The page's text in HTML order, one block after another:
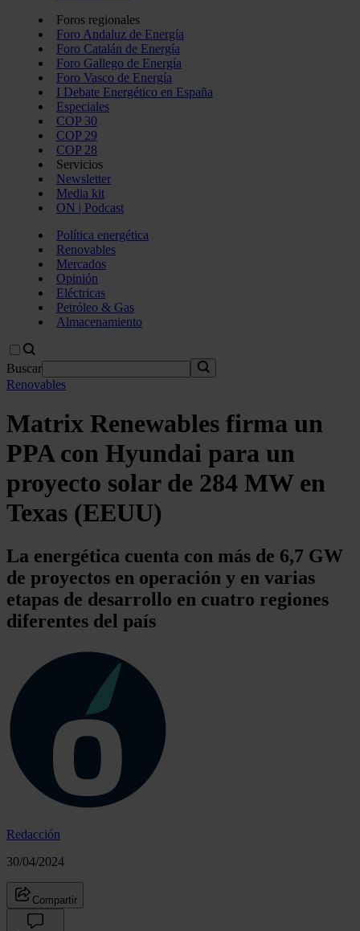
Foros regionales
Foro Andaluz de Energía
Foro Catalán de Energía
Foro Gallego de Energía
Foro Vasco de Energía
I Debate Energético en España
Especiales
COP 30
COP 29
COP 28
Servicios
Newsletter
Media kit
ON | Podcast
Política energética
Renovables
Mercados
Opinión
Eléctricas
Petróleo & Gas
Almacenamiento
Buscar
Renovables
Matrix Renewables firma un
PPA con Hyundai para un
proyecto solar de 284 MW en
Texas (EEUU)
La energética cuenta con más de 6,7 GW
de proyectos en operación y en varias
etapas de desarrollo en cuatro regiones
diferentes del país
Redacción
30/04/2024
Compartir